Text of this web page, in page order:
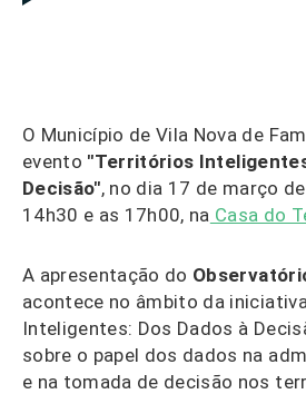
O Município de Vila Nova de
evento "Territórios
Decisão", no dia 17 de março
14h30 e as 17h00, na Casa do
A apresentação do
acontece no âmbito da
Inteligentes: Dos Dados à
sobre o papel dos dados na
e na tomada de decisão nos